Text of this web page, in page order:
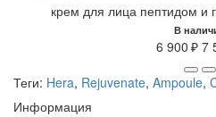
крем для лица пептидом и
В
6 900 ₽ 7
Теги: Hera, Rejuvenate, Ampoule,
Информация